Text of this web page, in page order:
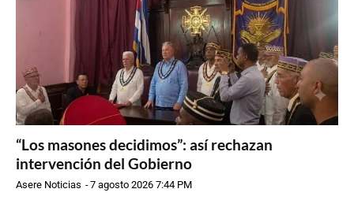
“Los masones decidimos”: así rechazan
intervención del Gobierno
Asere Noticias -7 agosto 2026 7:44 PM